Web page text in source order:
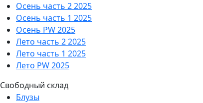
Осень часть 2 2025
Осень часть 1 2025
Осень PW 2025
Лето часть 2 2025
Лето часть 1 2025
Лето PW 2025
Свободный склад
Блузы